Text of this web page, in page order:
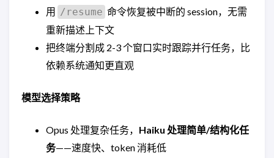
用 /resume 命令恢复被中断的 session，无需
重新描述上下文
把终端分割成 2-3 个窗口实时跟踪并行任务，比
依赖系统通知更直观
模型选择策略
Opus 处理复杂任务， Haiku 处理简单/结构化任
务——速度快、token 消耗低